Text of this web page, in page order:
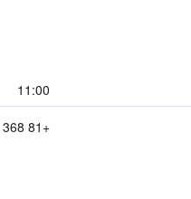
11:00
+81 368 902 005